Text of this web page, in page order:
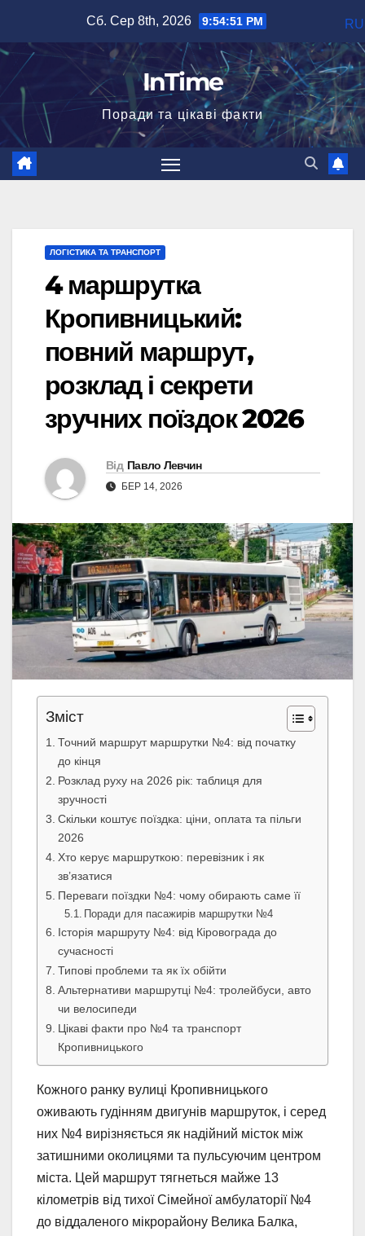
вмісту
Сб. Сер 8th, 2026 9:54:52 PM
InTime
Поради та цікаві факти
ЛОГІСТИКА ТА ТРАНСПОРТ
4 маршрутка
Кропивницький:
повний маршрут,
розклад і секрети
зручних поїздок 2026
Від Павло Левчин
БЕР 14, 2026
Зміст
Точний маршрут маршрутки №4: від початку
до кінця
Розклад руху на 2026 рік: таблиця для
зручності
Скільки коштує поїздка: ціни, оплата та пільги
2026
Хто керує маршруткою: перевізник і як
зв’язатися
Переваги поїздки №4: чому обирають саме її
Поради для пасажирів маршрутки №4
Історія маршруту №4: від Кіровограда до
сучасності
Типові проблеми та як їх обійти
Альтернативи маршрутці №4: тролейбуси, авто
чи велосипеди
Цікаві факти про №4 та транспорт
Кропивницького
Кожного ранку вулиці Кропивницького
оживають гудінням двигунів маршруток, і серед
них №4 вирізняється як надійний місток між
затишними околицями та пульсуючим центром
міста. Цей маршрут тягнеться майже 13
кілометрів від тихої Сімейної амбулаторії №4
до віддаленого мікрорайону Велика Балка,
RU